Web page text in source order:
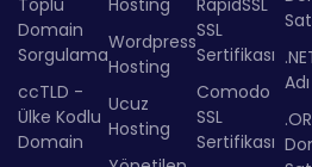
Toplu
Domain
Sorgulama
ccTLD -
Ülke Kodlu
Domain
Hosting
Wordpress
Hosting
Ucuz
Hosting
RapidSSL
SSL
Sertifikası
Comodo
SSL
Sertifikası